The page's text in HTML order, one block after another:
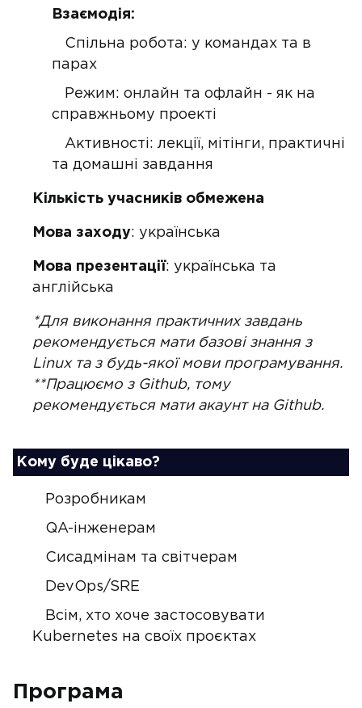
Взаємодія:
Спільна робота: у командах та в
парах
Режим: онлайн та офлайн - як на
справжньому проекті
Активності: лекції, мітінги, практичні
та домашні завдання
Кількість учасників обмежена
Мова заходу: українська
Мова презентації: українська та
англійська
*Для виконання практичних завдань
рекомендується мати базові знання з
Linux та з будь-якої мови програмування.
**Працюємо з Github, тому
рекомендується мати акаунт на Github.
Кому буде цікаво?
Розробникам
QA-інженерам
Сисадмінам та світчерам
DevOps/SRE
Всім, хто хоче застосовувати
Kubernetes на своїх проєктах
Програма